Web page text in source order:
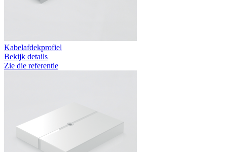
Kabelafdekprofiel
Bekijk details
Zie die referentie